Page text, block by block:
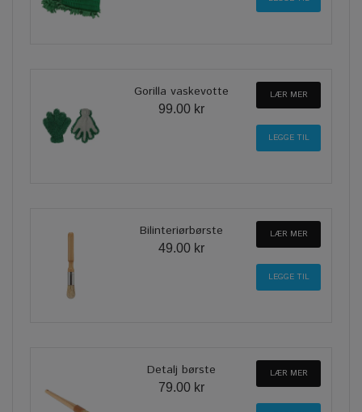
Gorilla vaskevotte
99.00 kr
LÆR MER
Bilinteriørbørste
49.00 kr
LÆR MER
Detalj børste
79.00 kr
LÆR MER